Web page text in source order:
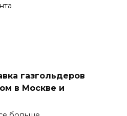
газгольдеров
в Москве и